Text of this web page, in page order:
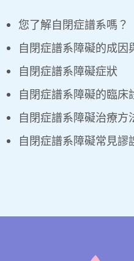
您了解自閉症譜系嗎？
自閉症譜系障礙的成因
自閉症譜系障礙症狀
自閉症譜系障礙的臨床
自閉症譜系障礙治療方
自閉症譜系障礙常見謬